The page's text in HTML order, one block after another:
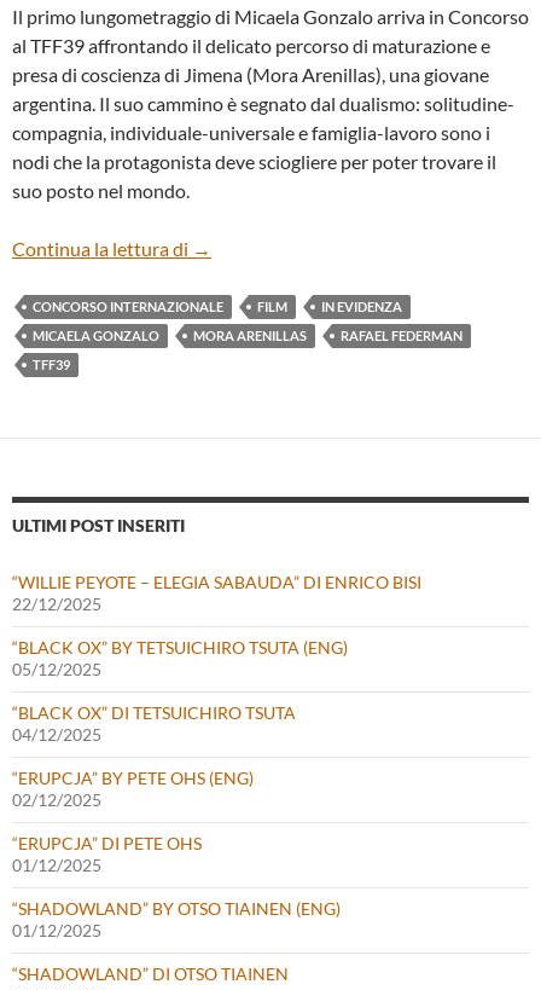
Il primo lungometraggio di Micaela Gonzalo arriva in Concorso
al TFF39 affrontando il delicato percorso di maturazione e
presa di coscienza di Jimena (Mora Arenillas), una giovane
argentina. Il suo cammino è segnato dal dualismo: solitudine-
compagnia, individuale-universale e famiglia-lavoro sono i
nodi che la protagonista deve sciogliere per poter trovare il
suo posto nel mondo.
Continua la lettura di “LA CHICA NUEVA” DI MICAELA
→
CONCORSO INTERNAZIONALE FILM
IN EVIDENZA
MICAELA GONZALO
MORA ARENILLAS
RAFAEL FEDERMAN
TFF39
ULTIMI POST INSERITI
“WILLIE PEYOTE – ELEGIA SABAUDA” DI ENRICO BISI
22/12/2025
“BLACK OX” BY TETSUICHIRO TSUTA (ENG)
05/12/2025
“BLACK OX” DI TETSUICHIRO TSUTA
04/12/2025
“ERUPCJA” BY PETE OHS (ENG)
02/12/2025
“ERUPCJA” DI PETE OHS
01/12/2025
“SHADOWLAND” BY OTSO TIAINEN (ENG)
01/12/2025
“SHADOWLAND” DI OTSO TIAINEN